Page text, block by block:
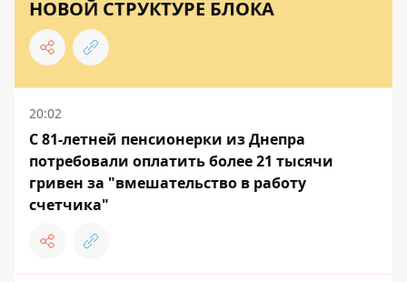
НОВОЙ СТРУКТУРЕ БЛОКА
20:02
С 81-летней пенсионерки из Днепра
потребовали оплатить более 21 тысячи
гривен за "вмешательство в работу
счетчика"